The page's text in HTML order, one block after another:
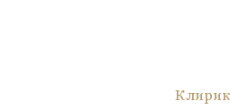
Клирик